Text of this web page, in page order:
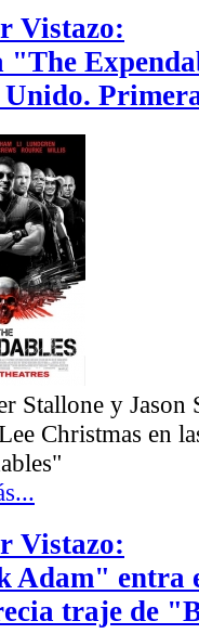
Vistazo:
"The
Stallone y Jason
Christmas en
Vistazo:
Adam" entra
traje de